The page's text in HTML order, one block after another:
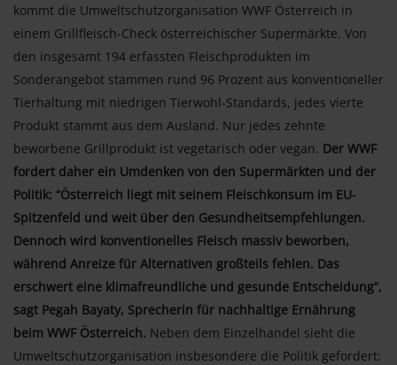
kommt die Umweltschutzorganisation WWF Österreich in
einem Grillfleisch-Check österreichischer Supermärkte. Von
den insgesamt 194 erfassten Fleischprodukten im
Sonderangebot stammen rund 96 Prozent aus konventioneller
Tierhaltung mit niedrigen Tierwohl-Standards, jedes vierte
Produkt stammt aus dem Ausland. Nur jedes zehnte
beworbene Grillprodukt ist vegetarisch oder vegan. Der WWF
fordert daher ein Umdenken von den Supermärkten und der
Politik: “Österreich liegt mit seinem Fleischkonsum im EU-
Spitzenfeld und weit über den Gesundheitsempfehlungen.
Dennoch wird konventionelles Fleisch massiv beworben,
während Anreize für Alternativen großteils fehlen. Das
erschwert eine klimafreundliche und gesunde Entscheidung”,
sagt Pegah Bayaty, Sprecherin für nachhaltige Ernährung
beim WWF Österreich. Neben dem Einzelhandel sieht die
Umweltschutzorganisation insbesondere die Politik gefordert: